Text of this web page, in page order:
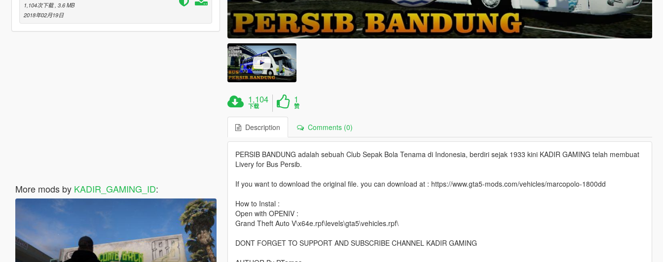
1,104次下载 , 3.6 MB
2018年02月19日
More mods by KADIR_GAMING_ID:
1,104
下载
1
赞
Description Comments (0)
PERSIB BANDUNG adalah sebuah Club Sepak Bola Tenama di Indonesia, berdiri sejak 1933 kini KADIR GAMING telah membuat
Livery for Bus Persib.
If you want to download the original file. you can download at : https://www.gta5-mods.com/vehicles/marcopolo-1800dd
How to Instal :
Open with OPENIV :
Grand Theft Auto V\x64e.rpf\levels\gta5\vehicles.rpf\
DONT FORGET TO SUPPORT AND SUBSCRIBE CHANNEL KADIR GAMING